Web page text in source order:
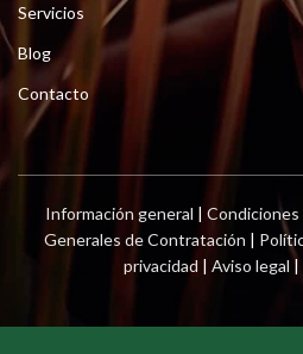
Servicios
Blog
Contacto
Información general |Condiciones
Generales de Contratación |
privacidad |Aviso legal |